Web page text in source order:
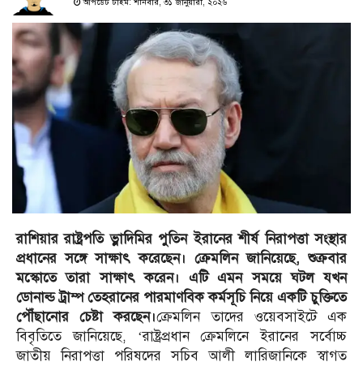
আপডেট টাইম: শনিবার, ৩১ জানুয়ারী, ২০২৬
রাশিয়ার রাষ্ট্রপতি ভ্লাদিমির পুতিন ইরানের শীর্ষ নিরাপত্তা সংস্থার
প্রধানের সঙ্গে সাক্ষাৎ করেছেন। ক্রেমলিন জানিয়েছে, শুক্রবার
মস্কোতে তারা সাক্ষাৎ করেন। এটি এমন সময়ে ঘটল যখন
ডোনাল্ড ট্রাম্প তেহরানের পারমাণবিক কর্মসূচি নিয়ে একটি চুক্তিতে
পৌঁছানোর চেষ্টা করছেন।ক্রেমলিন তাদের ওয়েবসাইটে এক
বিবৃতিতে জানিয়েছে, ‘রাষ্ট্রপ্রধান ক্রেমলিনে ইরানের সর্বোচ্চ
জাতীয় নিরাপত্তা পরিষদের সচিব আলী লারিজানিকে স্বাগত